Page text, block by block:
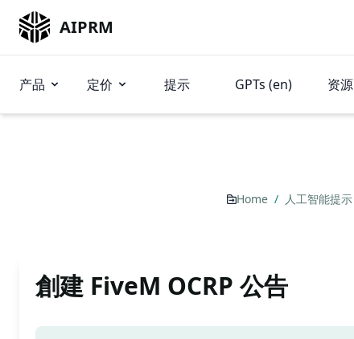
AIPRM
产品 定价 提示 GPTs (en) 资源
Home / 人工智能提示
創建 FiveM OCRP 公告